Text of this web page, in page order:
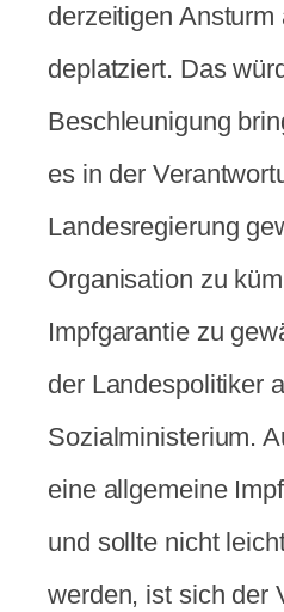
derzeitigen
deplatziert. Das
Beschleunigung
es in der
Landesregierung
Organisation zu
Impfgarantie zu
der Landespolitiker
Sozialministerium.
eine allgemeine
und sollte nicht
werden, ist sich der